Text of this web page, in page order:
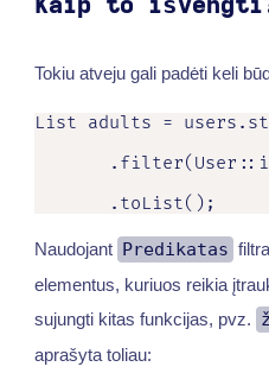
Kaip to
Tokiu atveju gali padėti keli
List adults =
       .toList();
Naudojant Predikatas
elementus, kuriuos reikia
sujungti kitas funkcijas, pvz.
aprašyta toliau: